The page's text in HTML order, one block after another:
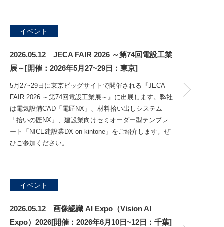
イベント
2026.05.12 JECA FAIR 2026 ～第74回電設工業
展～[開催：2026年5月27~29日：東京]
5月27~29日に東京ビッグサイトで開催される『JECA
FAIR 2026 ～第74回電設工業展～』に出展します。弊社
は電気設備CAD「電匠NX」、材料拾い出しシステム
「拾いの匠NX」、建設業向けセミオーダー型テンプレ
ート「NICE建設業DX on kintone」をご紹介します。ぜ
ひご参加ください。
イベント
2026.05.12 画像認識 AI Expo（Vision AI
Expo）2026[開催：2026年6月10日~12日：千葉]